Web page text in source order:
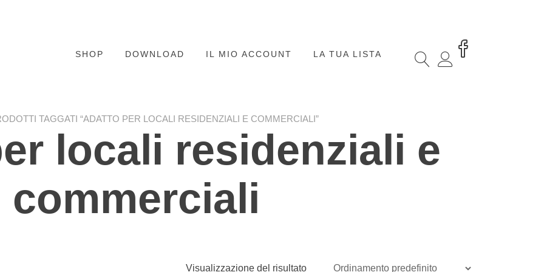
SHOP DOWNLOAD IL MIO ACCOUNT LA TUA LISTA
TAGGATI “ADATTO PER LOCALI RESIDENZIALI E COMMERCIALI”
locali residenziali e
commerciali
Visualizzazione del risultato